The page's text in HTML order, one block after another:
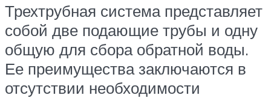
Трехтрубная система представляет
собой две подающие трубы и одну
общую для сбора обратной воды.
Ее преимущества заключаются в
отсутствии необходимости